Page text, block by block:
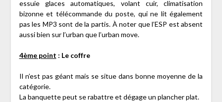
essuie glaces automatiques, volant cuir, climatisation
bizonne et télécommande du poste, qui ne lit également
pas les MP3 sont de la partis. À noter que l’ESP est absent
aussi bien sur l’urban que l’urban move.
4ème point : Le coffre
Il n’est pas géant mais se situe dans bonne moyenne de la
catégorie.
La banquette peut se rabattre et dégage un plancher plat.